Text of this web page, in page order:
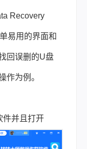
Recovery
易用的界面和
回误删的U盘
作为例。
件并且打开